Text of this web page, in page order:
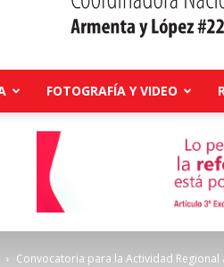
FOTOGRAFÍA Y VIDEO
Convocatoria para la Actividad